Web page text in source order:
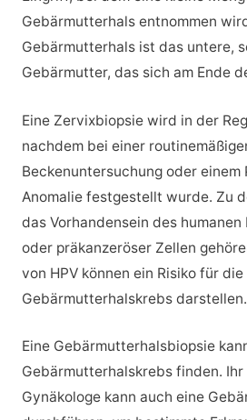
Gebärmutterhals entnommen
Gebärmutterhals ist das untere,
Gebärmutter, das sich am Ende
Eine Zervixbiopsie wird in der
nachdem bei einer
Beckenuntersuchung oder
Anomalie festgestellt wurde. Zu
das Vorhandensein des humanen
oder präkanzeröser Zellen
von HPV können ein Risiko für
Gebärmutterhalskrebs darstellen.
Eine Gebärmutterhalsbiopsie
Gebärmutterhalskrebs finden.
Gynäkologe kann auch eine